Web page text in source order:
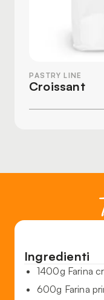
PASTRY LINE
Croissant
Ingredienti
1400g Farina
600g Farina